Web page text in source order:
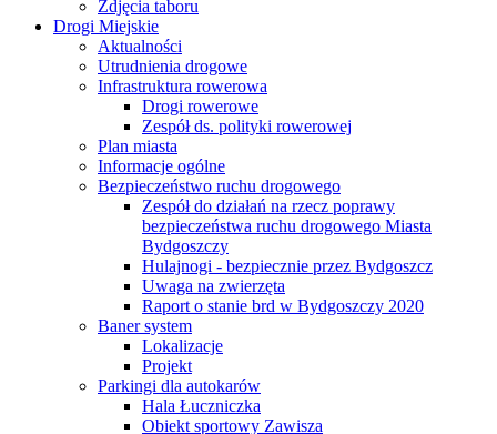
Zdjęcia taboru
Drogi Miejskie
Aktualności
Utrudnienia drogowe
Infrastruktura rowerowa
Drogi rowerowe
Zespół ds. polityki rowerowej
Plan miasta
Informacje ogólne
Bezpieczeństwo ruchu drogowego
Zespół do działań na rzecz poprawy
bezpieczeństwa ruchu drogowego Miasta
Bydgoszczy
Hulajnogi - bezpiecznie przez Bydgoszcz
Uwaga na zwierzęta
Raport o stanie brd w Bydgoszczy 2020
Baner system
Lokalizacje
Projekt
Parkingi dla autokarów
Hala Łuczniczka
Obiekt sportowy Zawisza